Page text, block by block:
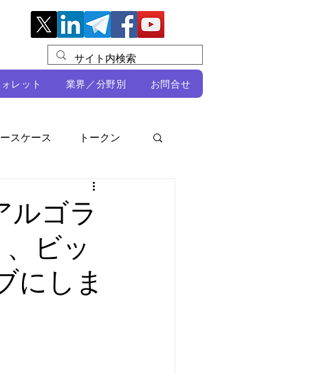
レット 業界／分野別 お問合せ
スケース トークン
DeFi
ルゴラ
ビッ
にしま